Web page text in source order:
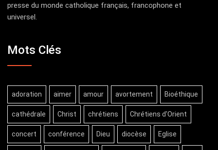
presse du monde catholique français, francophone et
universel.
Mots Clés
adoration aimer amour avortement Bioéthique
cathédrale Christ chrétiens Chrétiens d'Orient
concert conférence Dieu diocèse Eglise